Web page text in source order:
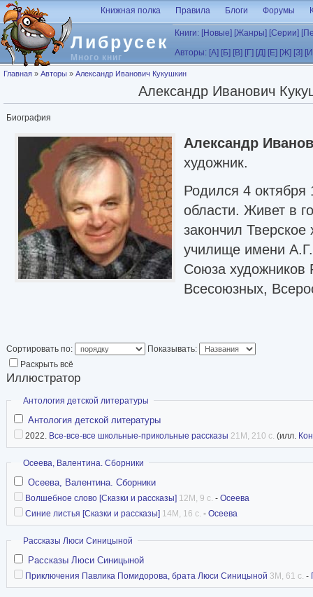
Перейти к основному содержанию
Либрусек
Много книг
Книжная полка Правила Блоги Форумы
Книги: [Новые] [Жанры] [Серии]
Авторы: [А] [Б] [В] [Г] [Д] [Е] [Ж] [З]
Вы здесь
Главная » Авторы » Александр Иванович Кукушкин
Александр Иванович
Биография
Александр
художник.
Родился 4 октября
области. Живет в
закончил Тверское
училище имени
Союза художников
Всесоюзных,
пребывание в течение двух с половиной лет
творчества художников «Сенеж». Работал
под руководством художников Сергея
Заровных.
Сотрудничал с издательствами:Росмэн,
Московский рабочий, Молодая гвардия,
ФантЛаб
Сортировать по:
Показывать:
Раскрыть всё
Иллюстратор
Скрыть
Антология детской литературы
Антология детской литературы
2022. Все-все-все школьные-прикольные рассказы 21M, 210 с. (илл.
Скрыть
Осеева, Валентина. Сборники
Осеева, Валентина. Сборники
Волшебное слово [Сказки и рассказы] 12M, 9 с. - Осеева
Синие листья [Сказки и рассказы] 14M, 16 с. - Осеева
Скрыть
Рассказы Люси Синицыной
Рассказы Люси Синицыной
Приключения Павлика Помидорова, брата Люси Синицыной 3M, 61 с. -